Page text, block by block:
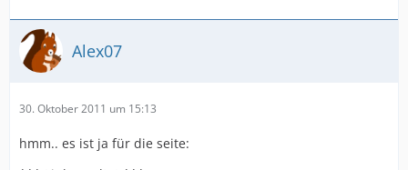
Alex07
30. Oktober 2011 um 15:13
hmm.. es ist ja für die seite: